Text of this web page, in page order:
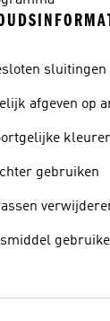
sluitingen
afgeven op
gebruiken